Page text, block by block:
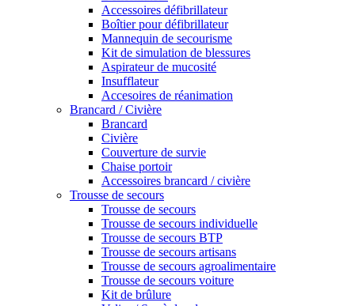
Accessoires défibrillateur
Boîtier pour défibrillateur
Mannequin de secourisme
Kit de simulation de blessures
Aspirateur de mucosité
Insufflateur
Accesoires de réanimation
Brancard / Civière
Brancard
Civière
Couverture de survie
Chaise portoir
Accessoires brancard / civière
Trousse de secours
Trousse de secours
Trousse de secours individuelle
Trousse de secours BTP
Trousse de secours artisans
Trousse de secours agroalimentaire
Trousse de secours voiture
Kit de brûlure